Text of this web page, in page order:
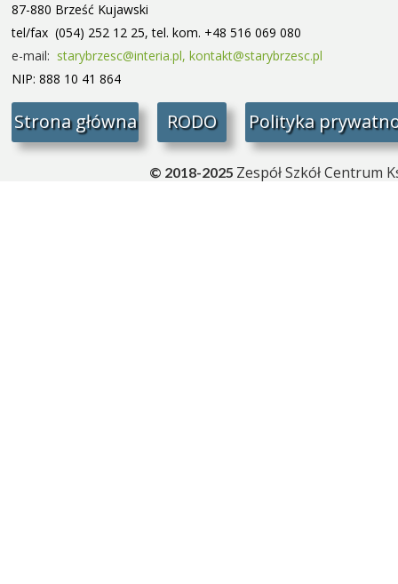
Strona główna Polityka
RODO
87-880 Brześć Kujawski
tel/fax (054) 252 12 25, tel. kom. +48 516 069 080
e-mail: starybrzesc@interia.pl, kontakt@starybrzesc.pl
NIP: 888 10 41 864
© 2018-2025 Zespół Szkół Centrum